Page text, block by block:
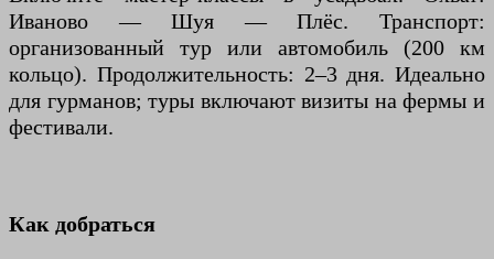
Иваново — Шуя — Плёс. Транспорт:
организованный тур или автомобиль (200 км
кольцо). Продолжительность: 2–3 дня. Идеально
для гурманов; туры включают визиты на фермы и
фестивали.
Как добраться